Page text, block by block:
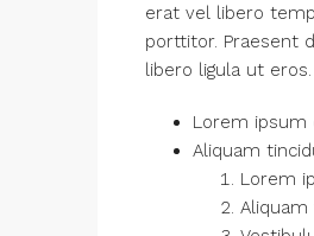
erat vel libero
porttitor. Praesent
libero ligula ut eros.
Lorem ipsum
Aliquam
Lorem